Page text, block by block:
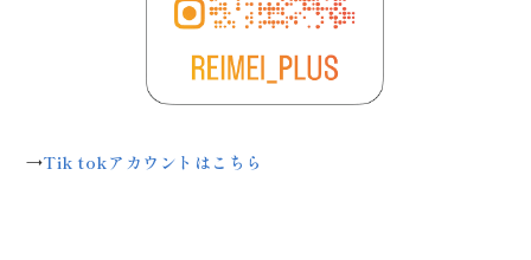
→Tik tokアカウントはこちら